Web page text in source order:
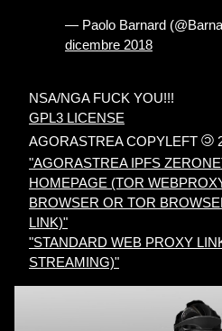
— Paolo Barnard
dicembre 2018
NSA/NGA FUCK YOU!!!
GPL3 LICENSE
AGORASTREA COPYLEFT ©
"AGORASTREA IPFS
HOMEPAGE (TOR
BROWSER OR TOR
LINK)"
"STANDARD WEB PROXY
STREAMING)"